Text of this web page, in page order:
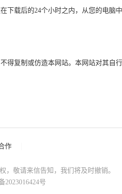
下载后的24个小时之内，从您的电脑
得复制或仿造本网站。本网站对其自
作
，敬请来信告知，我们将及时撤销。
2023016424号